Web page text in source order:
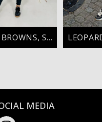
SOFT BROWNS, STRONG STYLE
MEDIA